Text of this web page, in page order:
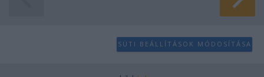
SÜTI BEÁLLÍTÁSOK MÓDOSÍTÁSA